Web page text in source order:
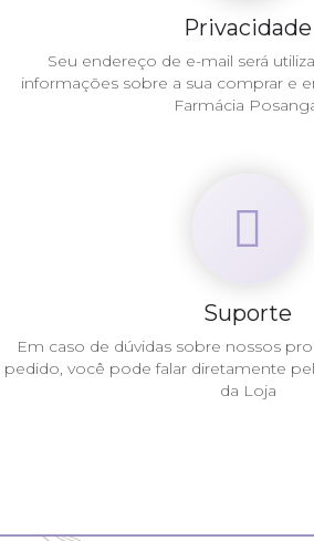
Privacidade
Seu endereço de e-mail será
informações sobre a sua comprar e
Farmácia
Suporte
Em caso de dúvidas sobre nossos
pedido, você pode falar diretamente
da Loja